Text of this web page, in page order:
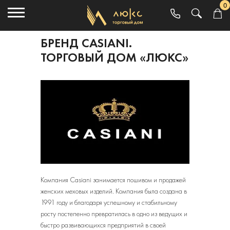
0
БРЕНД CASIANI.
ТОРГОВЫЙ ДОМ «ЛЮКС»
Компания Casiani занимается пошивом и продажей
женских меховых изделий. Компания была создана в
1991 году и благодаря успешному и стабильному
росту постепенно превратилась в одно из ведущих и
быстро развивающихся предприятий в своей